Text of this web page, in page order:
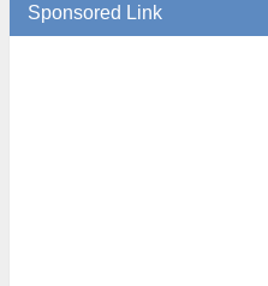
Sponsored Link